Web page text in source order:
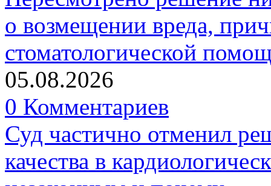
о возмещении вреда,
стоматологической
05.08.2026
0 Комментариев
Суд частично отменил
качества в